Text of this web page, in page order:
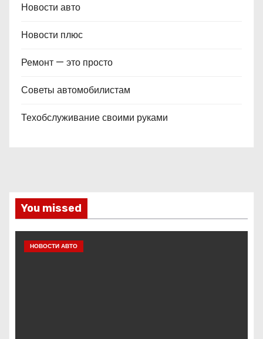
Новости авто
Новости плюс
Ремонт — это просто
Советы автомобилистам
Техобслуживание своими руками
You missed
НОВОСТИ АВТО